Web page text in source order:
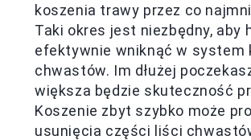
koszenia trawy przez co
Taki okres jest niezbędny, aby
efektywnie wniknąć w system
chwastów. Im dłużej
większa będzie skuteczność
Koszenie zbyt szybko może
usunięcia części liści